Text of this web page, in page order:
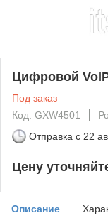
Цифровой
Под заказ
Код: GXW4501
Отправка с 22
Цену
Описание